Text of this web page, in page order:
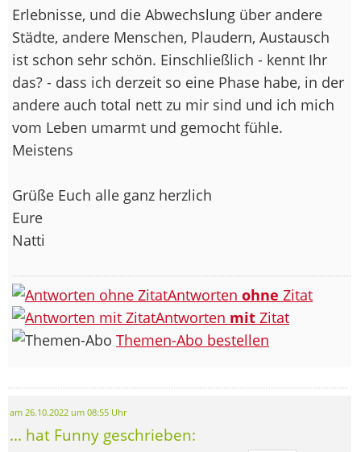
Erlebnisse, und die Abwechslung über andere
Städte, andere Menschen, Plaudern, Austausch
ist schon sehr schön. Einschließlich - kennt Ihr
das? - dass ich derzeit so eine Phase habe, in der
andere auch total nett zu mir sind und ich mich
vom Leben umarmt und gemocht fühle.
Meistens
Grüße Euch alle ganz herzlich
Eure
Natti
Antworten ohne Zitat
Antworten mit Zitat
Themen-Abo bestellen
am 26.10.2022 um 08:55 Uhr
... hat Funny geschrieben: